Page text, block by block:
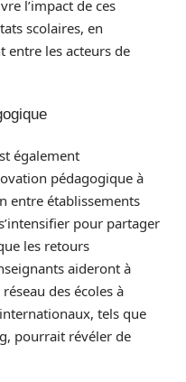
l’impact de ces
scolaires, en
entre les acteurs de
également
pédagogique à
entre établissements
pour partager
les retours
aideront à
des écoles à
tels que
pourrait révéler de